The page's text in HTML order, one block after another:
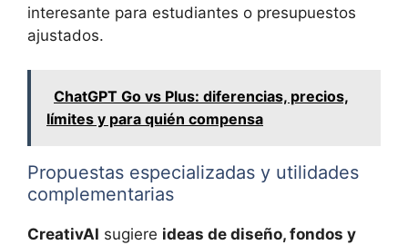
interesante para estudiantes o presupuestos
ajustados.
ChatGPT Go vs Plus: diferencias, precios,
límites y para quién compensa
Propuestas especializadas y utilidades
complementarias
CreativAI sugiere ideas de diseño, fondos y